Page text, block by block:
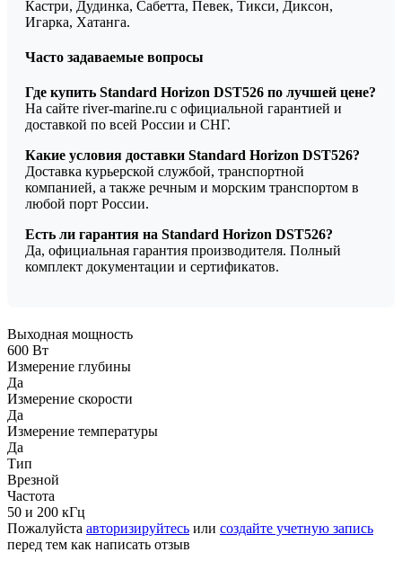
Кастри, Дудинка, Сабетта, Певек, Тикси, Диксон,
Игарка, Хатанга.
Часто задаваемые вопросы
Где купить Standard Horizon DST526 по лучшей цене?
На сайте river-marine.ru с официальной гарантией и
доставкой по всей России и СНГ.
Какие условия доставки Standard Horizon DST526?
Доставка курьерской службой, транспортной
компанией, а также речным и морским транспортом в
любой порт России.
Есть ли гарантия на Standard Horizon DST526?
Да, официальная гарантия производителя. Полный
комплект документации и сертификатов.
Выходная мощность
600 Вт
Измерение глубины
Да
Измерение скорости
Да
Измерение температуры
Да
Тип
Врезной
Частота
50 и 200 кГц
Пожалуйста авторизируйтесь или создайте учетную запись
перед тем как написать отзыв